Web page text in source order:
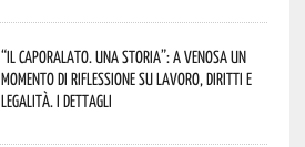
“Il caporalato. Una storia”: a Venosa un
momento di riflessione su lavoro, diritti e
legalità. I dettagli